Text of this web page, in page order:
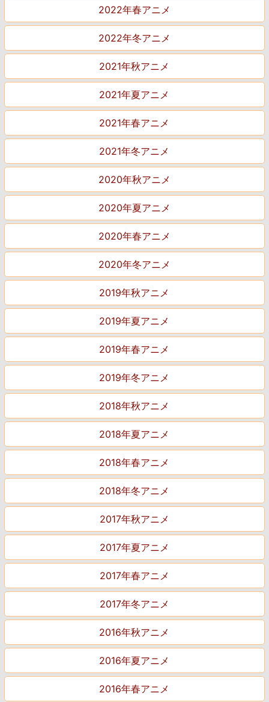
2022年春アニメ
2022年冬アニメ
2021年秋アニメ
2021年夏アニメ
2021年春アニメ
2021年冬アニメ
2020年秋アニメ
2020年夏アニメ
2020年春アニメ
2020年冬アニメ
2019年秋アニメ
2019年夏アニメ
2019年春アニメ
2019年冬アニメ
2018年秋アニメ
2018年夏アニメ
2018年春アニメ
2018年冬アニメ
2017年秋アニメ
2017年夏アニメ
2017年春アニメ
2017年冬アニメ
2016年秋アニメ
2016年夏アニメ
2016年春アニメ